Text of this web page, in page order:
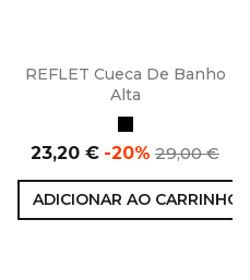
REFLET Cueca De Banho
Alta
Preço
23,20 € -20% Preço
29,00 €
ADICIONAR AO CARRINHO